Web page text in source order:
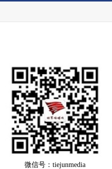
微信号：tiejunmedia